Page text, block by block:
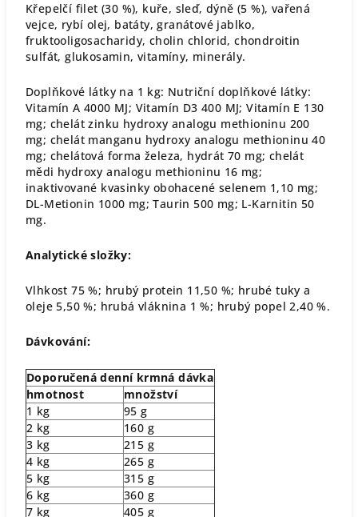
Křepelčí filet (30 %), kuře, sleď, dýně (5 %), vařená
vejce, rybí olej, batáty, granátové jablko,
fruktooligosacharidy, cholin chlorid, chondroitin
sulfát, glukosamin, vitamíny, minerály.
Doplňkové látky na 1 kg: Nutriční doplňkové látky:
Vitamín A 4000 MJ; Vitamín D3 400 MJ; Vitamín E 130
mg; chelát zinku hydroxy analogu methioninu 200
mg; chelát manganu hydroxy analogu methioninu 40
mg; chelátová forma železa, hydrát 70 mg; chelát
mědi hydroxy analogu methioninu 16 mg;
inaktivované kvasinky obohacené selenem 1,10 mg;
DL-Metionin 1000 mg; Taurin 500 mg; L-Karnitin 50
mg.
Analytické složky:
Vlhkost 75 %; hrubý protein 11,50 %; hrubé tuky a
oleje 5,50 %; hrubá vláknina 1 %; hrubý popel 2,40 %.
Dávkování:
Doporučená denní krmná dávka
hmotnost
množství
1 kg
95 g
2 kg
160 g
3 kg
215 g
4 kg
265 g
5 kg
315 g
6 kg
360 g
7 kg
405 g